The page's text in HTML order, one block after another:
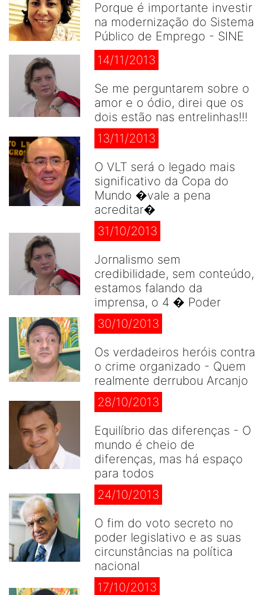
Porque é importante investir
na modernização do Sistema
Público de Emprego - SINE
14/11/2013
Se me perguntarem sobre o
amor e o ódio, direi que os
dois estão nas entrelinhas!!!
13/11/2013
O VLT será o legado mais
significativo da Copa do
Mundo �vale a pena
acreditar�
31/10/2013
Jornalismo sem
credibilidade, sem conteúdo,
estamos falando da
imprensa, o 4 � Poder
30/10/2013
Os verdadeiros heróis contra
o crime organizado - Quem
realmente derrubou Arcanjo
28/10/2013
Equilíbrio das diferenças - O
mundo é cheio de
diferenças, mas há espaço
para todos
24/10/2013
O fim do voto secreto no
poder legislativo e as suas
circunstâncias na política
nacional
17/10/2013